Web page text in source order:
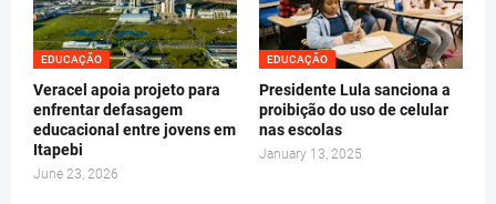
EDUCAÇÃO
Veracel apoia projeto para
enfrentar defasagem
educacional entre jovens em
Itapebi
June 23, 2026
EDUCAÇÃO
Presidente Lula sanciona a
proibição do uso de celular
nas escolas
January 13, 2025